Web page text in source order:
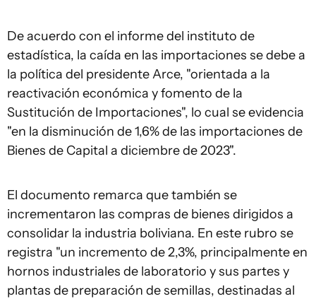
De acuerdo con el informe del instituto de
estadística, la caída en las importaciones se debe a
la política del presidente Arce, "orientada a la
reactivación económica y fomento de la
Sustitución de Importaciones", lo cual se evidencia
"en la disminución de 1,6% de las importaciones de
Bienes de Capital a diciembre de 2023".
El documento remarca que también se
incrementaron las compras de bienes dirigidos a
consolidar la industria boliviana. En este rubro se
registra "un incremento de 2,3%, principalmente en
hornos industriales de laboratorio y sus partes y
plantas de preparación de semillas, destinadas al